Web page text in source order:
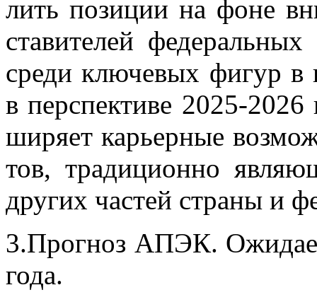
лить по­зи­ции на фоне
ста­ви­те­лей
сре­ди клю­че­вых фи­гур в
в пер­спек­ти­ве 2025-
ши­ря­ет ка­рьер­ные
тов, тра­ди­ци­он­но
дру­гих ча­стей стра­ны и
3.Про­гноз АПЭК.
года.